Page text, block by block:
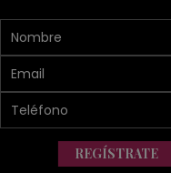
REGÍSTRATE